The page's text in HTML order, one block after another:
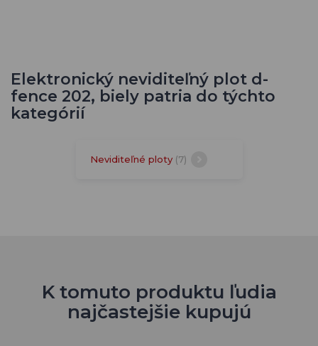
Elektronický neviditeľný plot d-
fence 202, biely patria do týchto
kategórií
Neviditeľné ploty (7)
K tomuto produktu ľudia
najčastejšie kupujú